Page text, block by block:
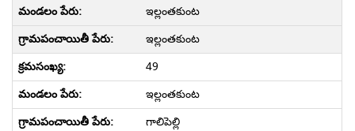
ఇల్లంతకుంట
ఇల్లంతకుంట
49
ఇల్లంతకుంట
గాలిపెల్లి